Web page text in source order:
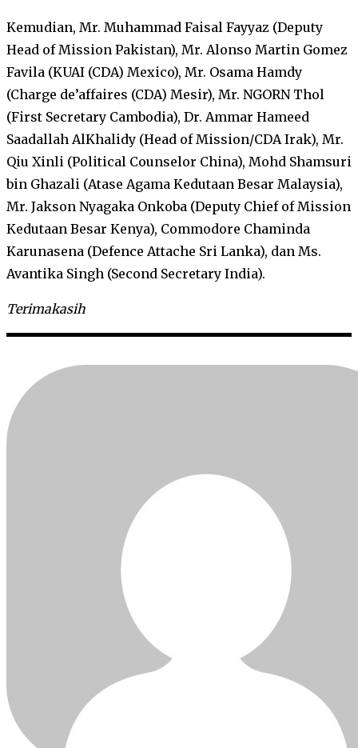
Kemudian, Mr. Muhammad Faisal Fayyaz (Deputy
Head of Mission Pakistan), Mr. Alonso Martin Gomez
Favila (KUAI (CDA) Mexico), Mr. Osama Hamdy
(Charge de’affaires (CDA) Mesir), Mr. NGORN Thol
(First Secretary Cambodia), Dr. Ammar Hameed
Saadallah AlKhalidy (Head of Mission/CDA Irak), Mr.
Qiu Xinli (Political Counselor China), Mohd Shamsuri
bin Ghazali (Atase Agama Kedutaan Besar Malaysia),
Mr. Jakson Nyagaka Onkoba (Deputy Chief of Mission
Kedutaan Besar Kenya), Commodore Chaminda
Karunasena (Defence Attache Sri Lanka), dan Ms.
Avantika Singh (Second Secretary India).
Terimakasih